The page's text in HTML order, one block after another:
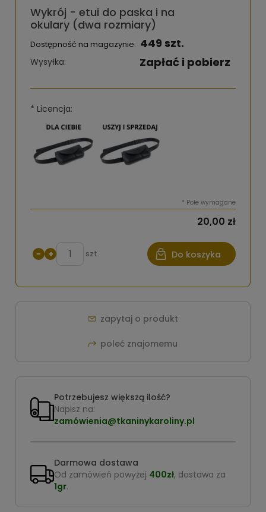
Wykrój - etui do paska i na
okulary (dwa rozmiary)
Dostępność na magazynie: 449 szt.
Wysyłka: Zapłać i pobierz
* Licencja:
* Pole wymagane
20,00 zł
− + szt. Do koszyka
zapytaj o produkt
poleć znajomemu
Potrzebujesz większą ilość?
Napisz na:
zamówienia@tkaninykaroliny.pl
Darmowa dostawa
Od zamówień powyżej 400zł, dostawa za
1gr.